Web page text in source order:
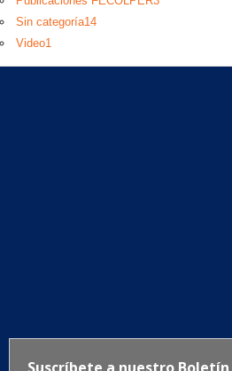
Sin categoría14
Video1